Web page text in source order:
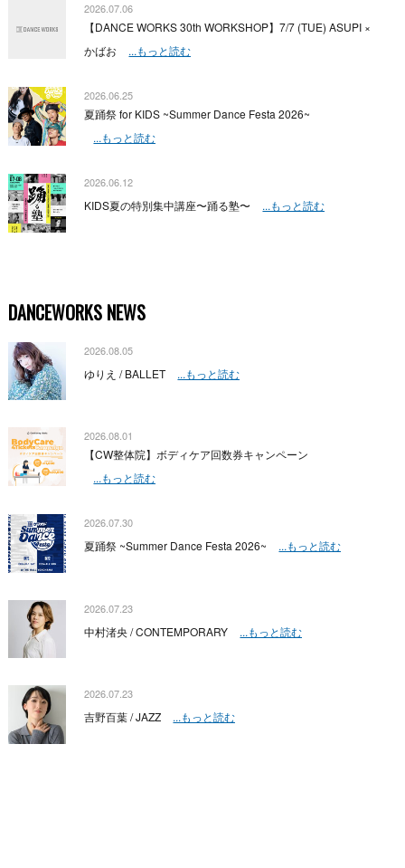
2026.07.06
【DANCE WORKS 30th WORKSHOP】7/7 (TUE) ASUPI ×
かばお
...もっと読む
2026.06.25
夏踊祭 for KIDS ~Summer Dance Festa 2026~
...もっと読む
2026.06.12
KIDS夏の特別集中講座〜踊る塾〜 ...もっと読む
DANCEWORKS NEWS
2026.08.05
ゆりえ / BALLET ...もっと読む
2026.08.01
【CW整体院】ボディケア回数券キャンペーン
...もっと読む
2026.07.30
夏踊祭 ~Summer Dance Festa 2026~ ...もっと読む
2026.07.23
中村渚央 / CONTEMPORARY ...もっと読む
2026.07.23
吉野百葉 / JAZZ ...もっと読む